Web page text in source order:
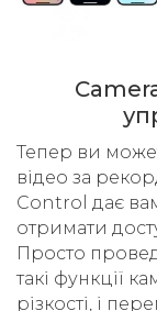
Тепер ви
відео за
Control дає
отримати
Просто
такі функції
різкості, і